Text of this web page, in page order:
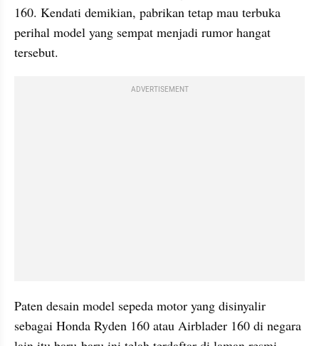
160. Kendati demikian, pabrikan tetap mau terbuka
perihal model yang sempat menjadi rumor hangat
tersebut.
ADVERTISEMENT
Paten desain model sepeda motor yang disinyalir
sebagai Honda Ryden 160 atau Airblader 160 di negara